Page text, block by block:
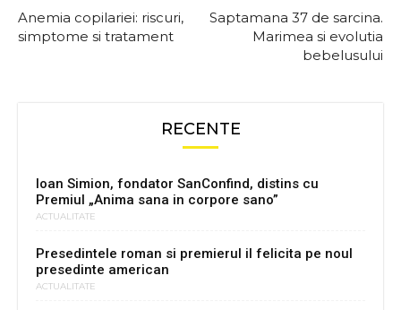
Anemia copilariei: riscuri,
simptome si tratament
Saptamana 37 de sarcina.
Marimea si evolutia
bebelusului
RECENTE
Ioan Simion, fondator SanConfind, distins cu
Premiul „Anima sana in corpore sano”
ACTUALITATE
Presedintele roman si premierul il felicita pe noul
presedinte american
ACTUALITATE